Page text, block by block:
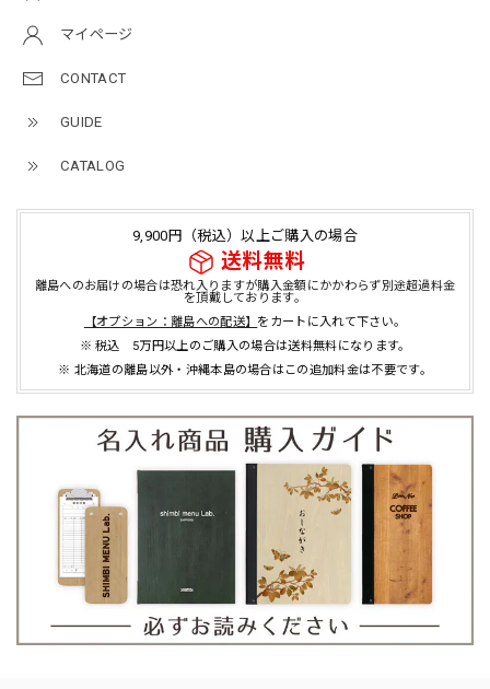
マイページ
CONTACT
GUIDE
CATALOG
9,900円（税込）以上ご購入の場合
送料無料
離島へのお届けの場合は恐れ入りますが購入金額にかかわらず別途超過料金
を頂戴しております。
【オプション：離島への配送】 をカートに入れて下さい。
※ 税込 5万円以上のご購入の場合は送料無料になります。
※ 北海道の離島以外・沖縄本島の場合はこの追加料金は不要です。